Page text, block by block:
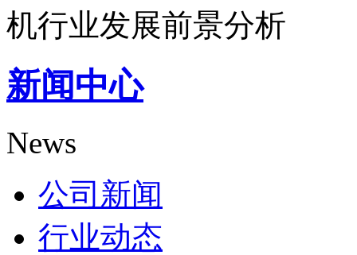
机行业发展前景分析
新闻中心
News
公司新闻
行业动态